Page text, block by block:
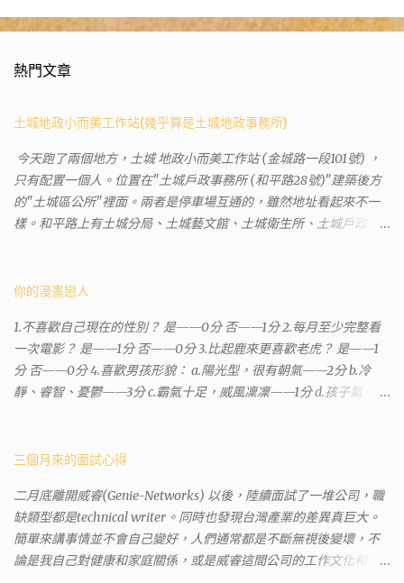
熱門文章
土城地政小而美工作站(幾乎算是土城地政事務所)
今天跑了兩個地方，土城 地政小而美工作站 (金城路一段101號) ，
只有配置一個人。位置在"土城戶政事務所 (和平路28號)"建築後方
的"土城區公所"裡面。兩者是停車場互通的，雖然地址看起來不一
樣。和平路上有土城分局、土城藝文館、土城衛生所、土城戶政事
沒有正式的地政事務所，只有地政小而美工作站 ，也已經能處理大
到以後還真嚇了一跳，這一看就有問題。要是我拿著那不被承認、
有問題的幽靈合約恐怕還調不到資源。但我不知道審判時法官會不
會去調閱這些資料。因為沒把握每個法官或檢察官都公正細心，在
案牘勞形中，會願意為了這種小人物受害案件去挖出更大的黑幕。
市板橋地政事務所 )去取得。不過實際到了現場發現還是需要法院的
件的租客。 在這過程中我覺得很像行走於沙漠的求生者，在一個小
綠洲受到指引要繼續往某個方向才能脫離沙漠。當我不幸受到詐騙
的時候，會覺得這社會真的很黑暗，到處都是敗類橫行卻沒有人願
意伸出援手。行政人員對於社會上充滿詐騙被害者也是義憤填膺，
你的漫畫戀人
1.不喜歡自己現在的性別？ 是——0分 否——1分 2.每月至少完整看
一次電影？ 是——1分 否——0分 3.比起鹿來更喜歡老虎？ 是——1
分 否——0分 4.喜歡男孩形貌： a.陽光型，很有朝氣——2分 b.冷
靜、睿智、憂鬱——3分 c.霸氣十足，威風凜凜——1分 d.孩子氣，十
——1分 6.希望戀人的姓氏： a.大眾化——1分 b.罕見，古色古香的複
活動喜歡參加： a.整場籃球比賽——1分 b.打一下午檯球——3分 c.正
式的舞會——4分 d.猜謎或搶答——2分 8.橡皮與立可白，更常用：
橡皮——1分 立可白——0分 9.喜歡下列哪一種顏色搭配： a.紅加黑
——1分 b.金加銀——2分 c.粉加白——4分 d.粉加灰——3分 10.有多
三個月來的面試心得
二月底離開威睿(Genie-Networks) 以後，陸續面試了一堆公司，職
缺類型都是technical writer。同時也發現台灣產業的差異真巨大。
簡單來講事情並不會自己變好，人們通常都是不斷無視後變壞，不
論是我自己對健康和家庭關係，或是威睿這間公司的工作文化和環